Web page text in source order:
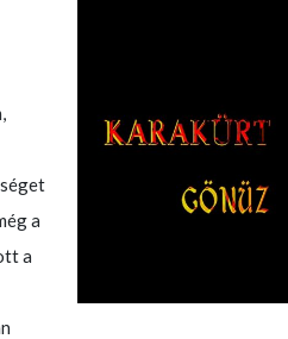
a
a